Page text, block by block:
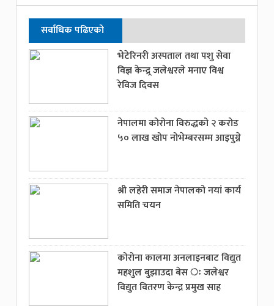
सर्वाधिक पढिएको
भेटेरिनरी अस्पताल तथा पशु सेवा
विज्ञ केन्द्र्र जलेश्वरले मनाए विश्व
रेविज दिवस
नेपालमा कोरोना विरुद्धको २ करोड
५० लाख खोप नोभेम्बरसम्म आइपुग्ने
श्री लहेरी समाज नेपालको नयां कार्य
समिति चयन
कोरोना कालमा अनलाइनबाट विद्युत
महशुल बुझाउदा बेस ः जलेश्वर
विद्युत वितरण केन्द्र प्रमुख साह